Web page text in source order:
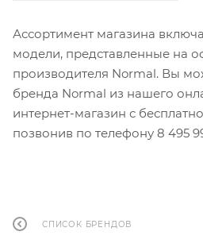
Ассортимент магазина
модели, представленные на
производителя Normal. Вы
бренда Normal из нашего
интернет-магазин с
позвонив по телефону 8 495
СПИСОК БРЕНДОВ